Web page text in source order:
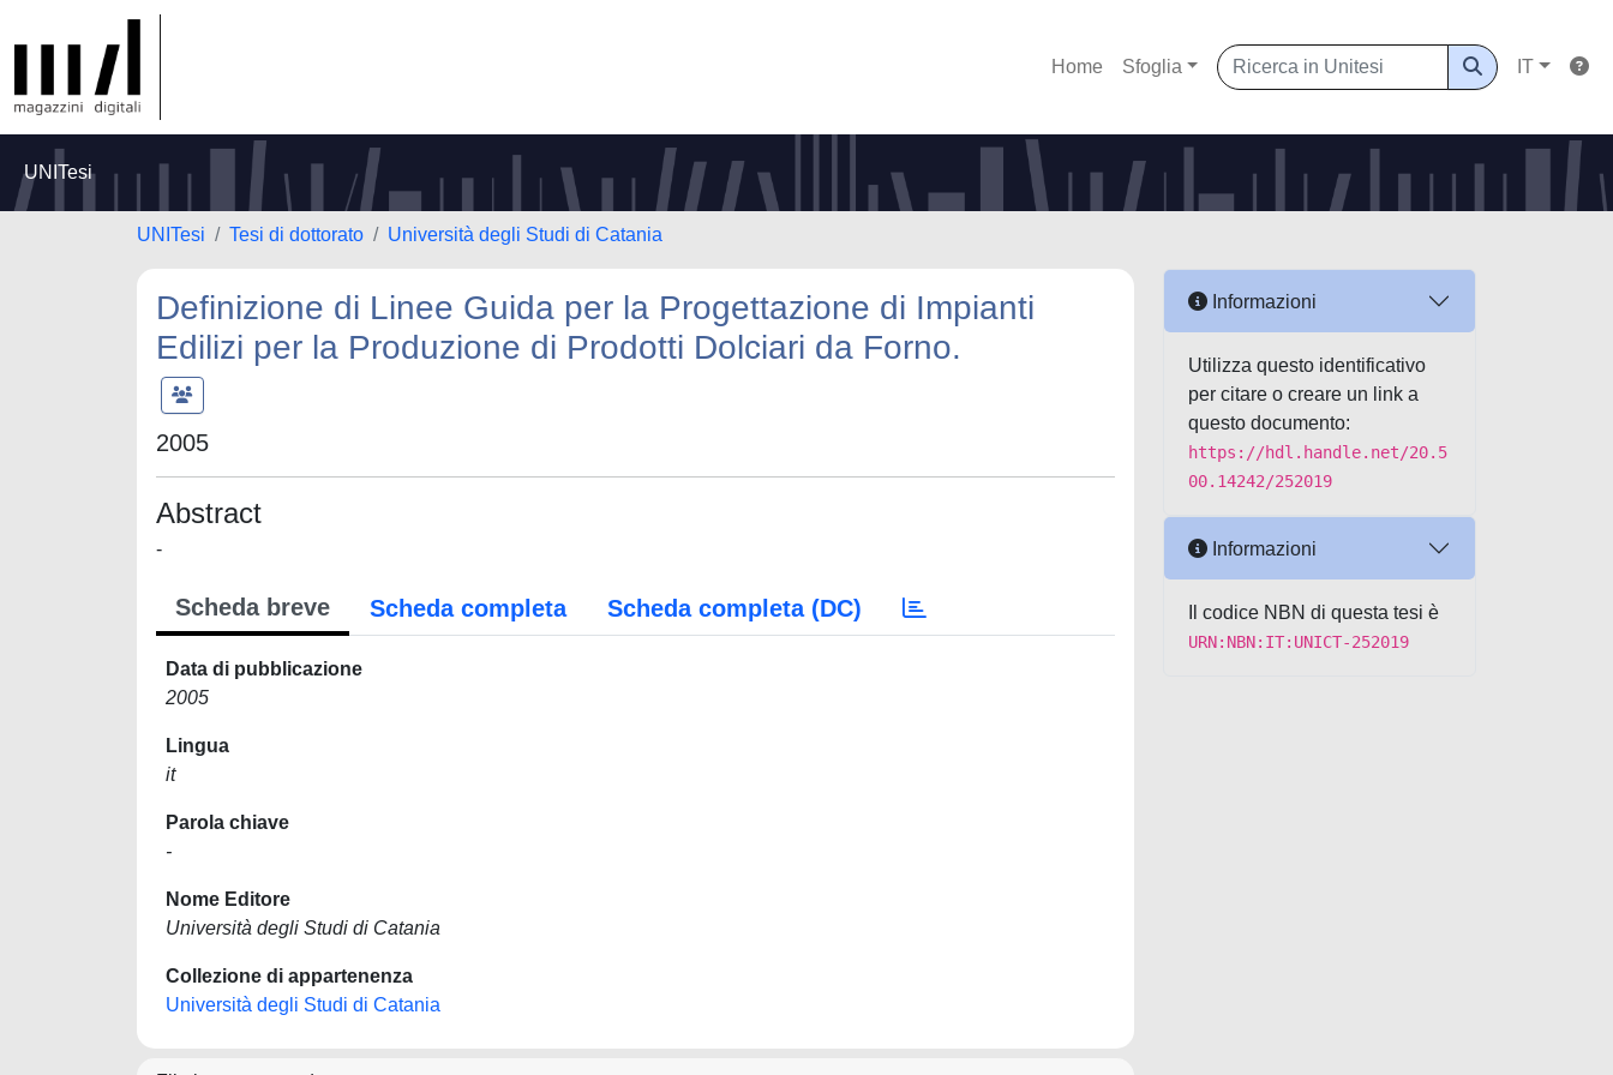
Home Sfoglia IT
UNITesi
UNITesi Tesi di dottorato Università degli Studi di Catania
Definizione di Linee Guida per la Progettazione di Impianti
Edilizi per la Produzione di Prodotti Dolciari da Forno.
2005
Abstract
-
Scheda breve Scheda completa Scheda completa (DC)
Data di pubblicazione
2005
Lingua
it
Parola chiave
-
Nome Editore
Università degli Studi di Catania
Collezione di appartenenza
Università degli Studi di Catania
Informazioni
Utilizza questo identificativo
per citare o creare un link a
questo documento:
https://hdl.handle.net/20.5
00.14242/252019
Informazioni
Il codice NBN di questa tesi è
URN:NBN:IT:UNICT-252019